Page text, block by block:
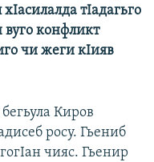
тIадагьго
конфликт
чи жеги кIияв
Киров
росу. Гьениб
чияс. Гьенир